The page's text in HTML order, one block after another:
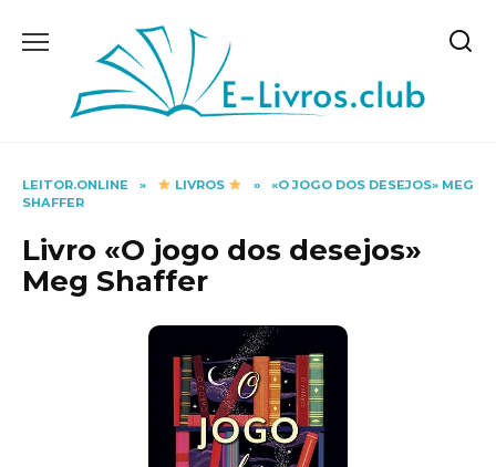
LEITOR.ONLINE » LIVROS »
«O JOGO DOS DESEJOS» MEG
SHAFFER
Livro «O jogo dos desejos»
Meg Shaffer